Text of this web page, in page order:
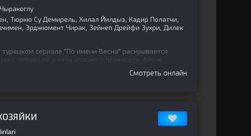
Тюркю Су Демирель, Хилал Йилдыз, Кадир Полатчи,
Эрджюмент Чирак, Зейнеп Дрейфи Зухри, Дилек
сериале "По имени Весна" раскрывается
попавшей в сети опасного психопата. Айсун
и коварством
Смотреть онлайн